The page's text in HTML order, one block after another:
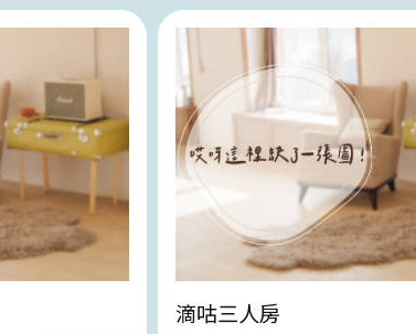
滴咕三人房